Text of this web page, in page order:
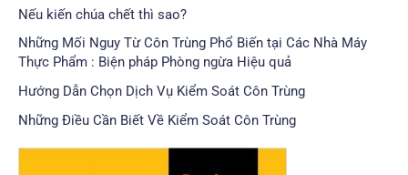
Nếu kiến chúa chết thì sao?
Những Mối Nguy Từ Côn Trùng Phổ Biến tại Các Nhà Máy
Thực Phẩm : Biện pháp Phòng ngừa Hiệu quả
Hướng Dẫn Chọn Dịch Vụ Kiểm Soát Côn Trùng
Những Điều Cần Biết Về Kiểm Soát Côn Trùng